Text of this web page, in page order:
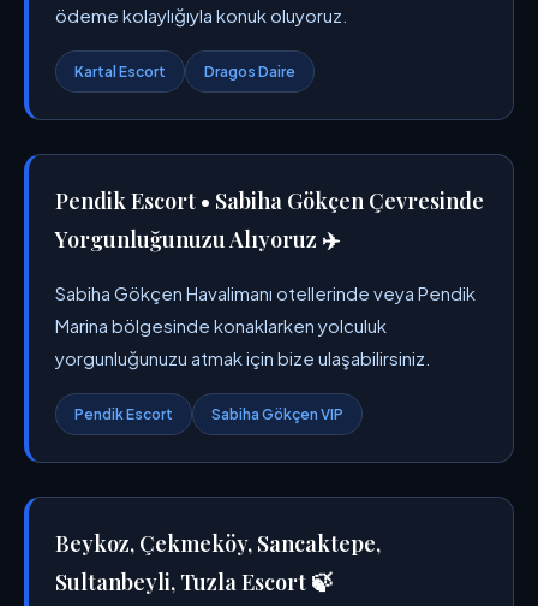
ödeme kolaylığıyla konuk oluyoruz.
Kartal Escort Dragos Daire
Pendik Escort • Sabiha Gökçen Çevresinde
Yorgunluğunuzu Alıyoruz ✈️
Sabiha Gökçen Havalimanı otellerinde veya Pendik
Marina bölgesinde konaklarken yolculuk
yorgunluğunuzu atmak için bize ulaşabilirsiniz.
Pendik Escort Sabiha Gökçen VIP
Beykoz, Çekmeköy, Sancaktepe,
Sultanbeyli, Tuzla Escort 🍃